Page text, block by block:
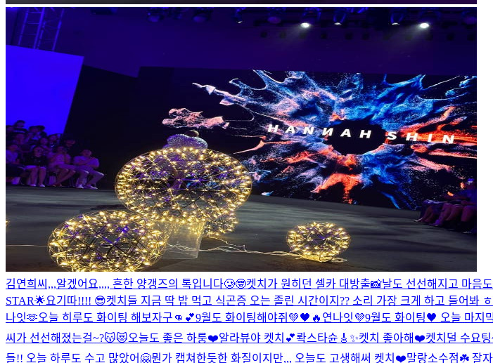
김연희씨,,,알겠어요,,,, 흔한 양갱즈의 톡입니다🥲🤓켓치가 원히던 셀카 대방출📸날도 선선해지고 마음
STAR🌟요기따!!!! 😎켓치들 지금 딱 밥 먹고 식곤증 오는 졸린 시간이지?? 소리 가장 크게 하고 들어봐
나잇🫶오늘 히루도 화이팅 해보자구👊💕9월도 화이팅해야쥐💚🖤🔥 연나잇💜9월도 화이팅🖤 오늘 마지
씨가 선선해졌는걸~?😽😻오늘도 좋은 하룽❤️알라뷰야 켓치💕롹스타슌🎸✨켓치 좋아해❤️켓치덜 수요
들!! 오늘 하루도 수고 많았어🤗뭔가 캡쳐한듯한 화질이지만,,, 오늘도 고생해써 켓치❤️말랑소수점☘️ 잘자